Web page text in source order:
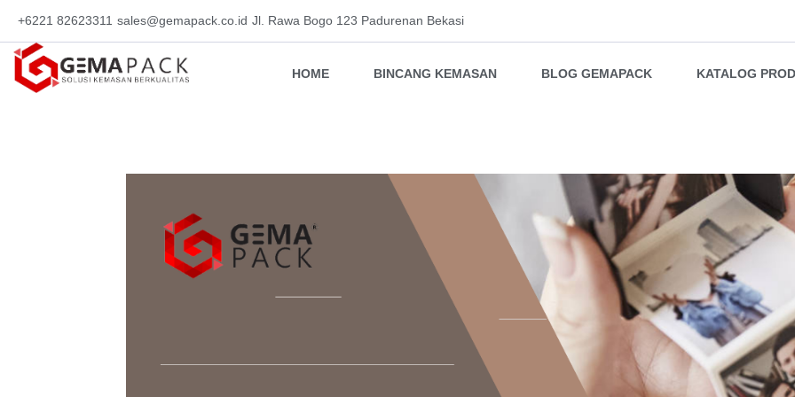
+6221 82623311 sales@gemapack.co.id Jl. Rawa Bogo 123 Padurenan Bekasi
HOME BINCANG KEMASAN BLOG GEMAPACK KATALOG